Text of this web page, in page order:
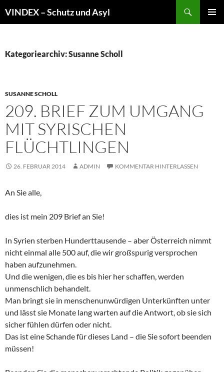
Inhalt
VINDEX – Schutz und Asyl
Kategoriearchiv: Susanne Scholl
SUSANNE SCHOLL
209. BRIEF ZUM UMGANG
MIT SYRISCHEN
FLÜCHTLINGEN
26. FEBRUAR 2014 ADMIN KOMMENTAR HINTERLASSEN
An Sie alle,
dies ist mein 209 Brief an Sie!
In Syrien sterben Hunderttausende – aber Österreich nimmt
nicht einmal alle 500 auf, die wir großspurig versprochen
haben aufzunehmen.
Und die wenigen, die es bis hier her schaffen, werden
unmenschlich behandelt.
Man bringt sie in menschenunwürdigen Unterkünften unter
und lässt sie Monate lang warten auf die Antwort, ob sie sich
sicher fühlen dürfen oder nicht.
Das ist eine Schande für dieses Land – die Sie sofort beenden
müssen!